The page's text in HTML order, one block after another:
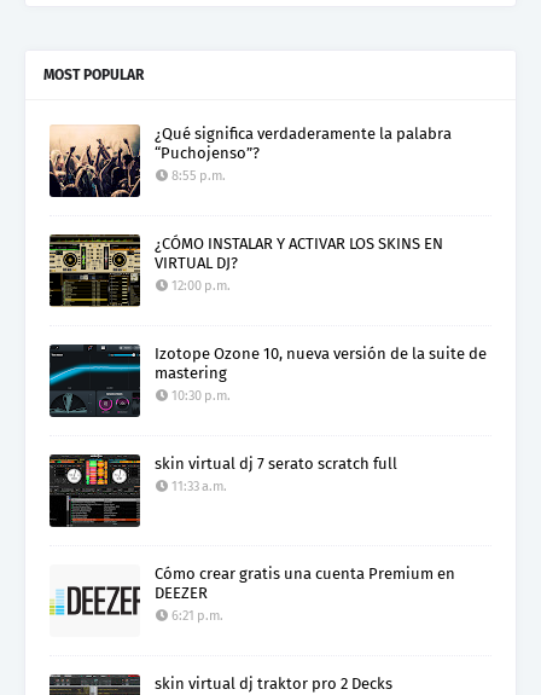
MOST POPULAR
¿Qué significa verdaderamente la palabra
“Puchojenso”?
8:55 p.m.
¿CÓMO INSTALAR Y ACTIVAR LOS SKINS EN
VIRTUAL DJ?
12:00 p.m.
Izotope Ozone 10, nueva versión de la suite de
mastering
10:30 p.m.
skin virtual dj 7 serato scratch full
11:33 a.m.
Cómo crear gratis una cuenta Premium en
DEEZER
6:21 p.m.
skin virtual dj traktor pro 2 Decks